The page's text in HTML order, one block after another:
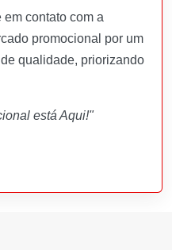
em contato com a
promocional por um
qualidade, priorizando
está Aqui!"